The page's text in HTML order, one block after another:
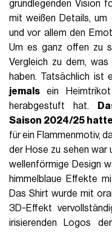
grundlegenden Vision
mit weißen Details, um
und vor allem den
Um es ganz offen zu
Vergleich zu dem,
haben. Tatsächlich ist
jemals ein
herabgestuft hat.
Saison 2024/25
für ein Flammenmotiv,
der Hose zu sehen war
wellenförmige Design
himmelblaue Effekte
Das Shirt wurde mit
3D-Effekt
irisierenden Logos